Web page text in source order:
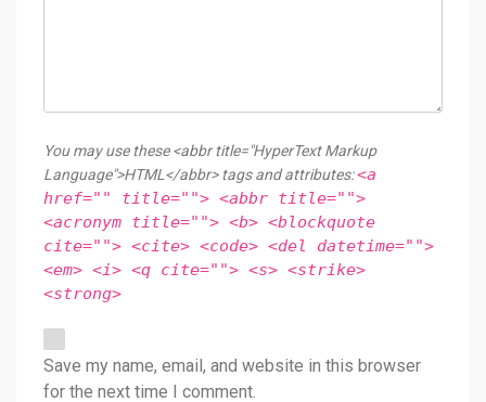
You may use these <abbr title="HyperText Markup
Language">HTML</abbr> tags and attributes:<a
href="" title=""> <abbr title="">
<acronym title=""> <b> <blockquote
cite=""> <cite> <code> <del datetime="">
<em> <i> <q cite=""> <s> <strike>
<strong>
Save my name, email, and website in this browser
for the next time I comment.